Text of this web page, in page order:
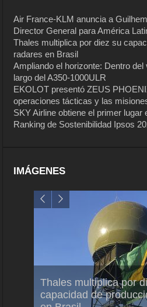
Air France-KLM anuncia a
Director General para América
Thales multiplica por diez su
radares en Brasil
Ampliando el horizonte: Dentro
largo del A350-1000ULR
EKOLOT presentó ZEUS
operaciones tácticas y las
SKY Airline obtiene el primer lugar
Ranking de Sostenibilidad Ipsos
IMÁGENES
Thales multiplica por
capacidad de